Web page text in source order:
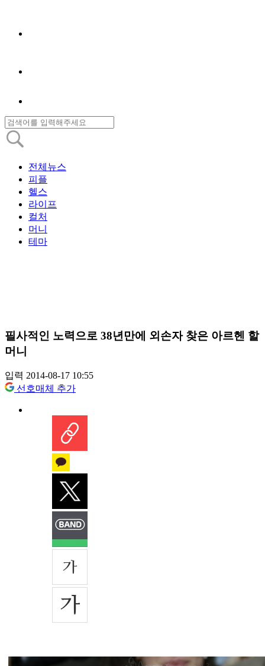
전체뉴스
피플
헬스
라이프
컬처
머니
테마
필사적인 노력으로 38년만에 외손자 찾은 아르헨 할
머니
입력 2014-08-17 10:55
선호매체 추가